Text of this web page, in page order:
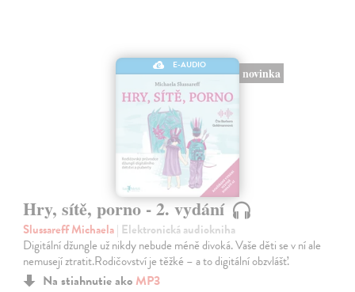
E-AUDIO
novinka
Hry, sítě, porno - 2. vydání
Slussareff Michaela| Elektronická audiokniha
Digitální džungle už nikdy nebude méně divoká. Vaše děti se v ní ale
nemusejí ztratit.Rodičovství je těžké – a to digitální obzvlášť.
Na stiahnutie ako MP3